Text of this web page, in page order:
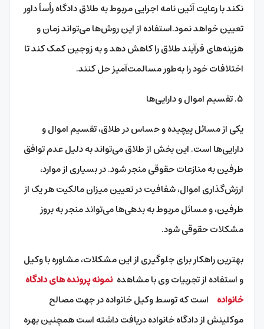
نکند با رعایت آئین نامه اجرایی مربوط به طلاق دادگاه رأساً داور
تعیین خواهد نمود.استفاده از این روش‌ها می‌تواند زمان و
هزینه‌های فرآیند طلاق را کاهش دهد و به زوجین کمک کند تا
اختلافات خود را به‌طور مسالمت‌آمیز حل کنند.
۵. تقسیم اموال و دارایی‌ها
یکی از مسائل پیچیده و حساس در طلاق، تقسیم اموال و
دارایی‌ها است. این بخش از طلاق می‌تواند به دلیل عدم توافق
طرفین به منازعات حقوقی منجر شود. در بسیاری از موارد،
ارزش‌گذاری اموال، شفافیت در تعیین میزان مالکیت هر یک از
طرفین، و مسائل مربوط به بدهی‌ها می‌تواند منجر به بروز
مشکلات حقوقی شود.
بهترین راهکار برای جلوگیری از این مشکلات، مشاوره با وکیل
و استفاده از تجربیات وی با مشاهدهنمونه پرونده های دادگاه
خانواده است که توسط وکیل خانواده در جهت مصالح
موکلینش از دادگاه خانواده دریافت داشته است همچنین بهره